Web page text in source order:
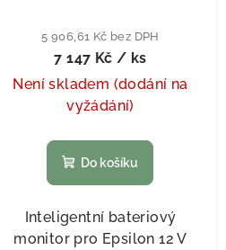
5 906,61 Kč bez DPH
7 147 Kč / ks
Není skladem (dodání na
vyžádání)
Do košíku
Inteligentní bateriový
monitor pro Epsilon 12 V